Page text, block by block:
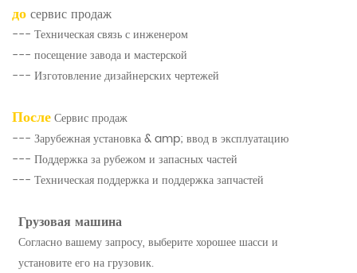
досервис продаж
--- Техническая связь с инженером
--- посещение завода и мастерской
--- Изготовление дизайнерских чертежей
ПослеСервис продаж
--- Зарубежная установка & amp; ввод в эксплуатацию
--- Поддержка за рубежом и запасных частей
--- Техническая поддержка и поддержка запчастей
Грузовая машина
Согласно вашему запросу, выберите хорошее шасси и
установите его на грузовик.